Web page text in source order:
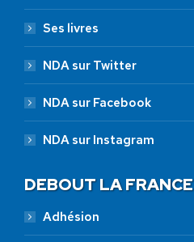
Ses livres
NDA sur Twitter
NDA sur Facebook
NDA sur Instagram
DEBOUT LA FRANCE
Adhésion